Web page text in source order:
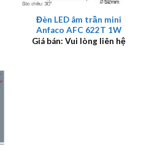
Đèn LED âm trần mini
Anfaco AFC 622T 1W
Giá bán: Vui lòng liên hệ